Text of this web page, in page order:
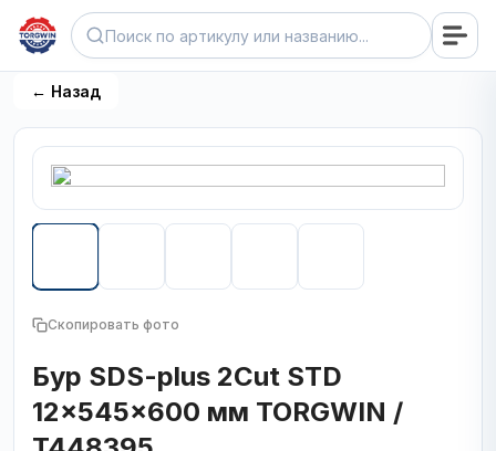
← Назад
Скопировать фото
Бур SDS-plus 2Cut STD
12x545x600 мм TORGWIN /